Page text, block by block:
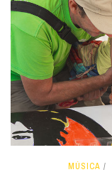
MÚSICA